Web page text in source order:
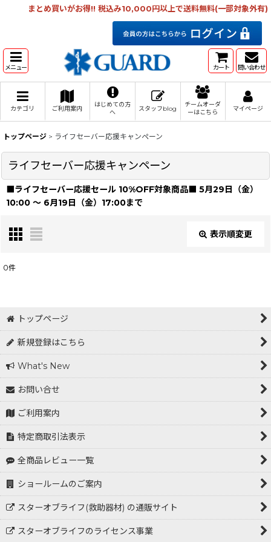
まとめ買いがお得!! 税込み10,000円以上で送料無料(一部対象外有)
メニュー カート 問い合わせ
カテゴリ ご利用案内
はじめての方
へ
スタッフblog
チームオーダ
ーはこちら
マイページ
トップページ > ライフセーバー応援キャンペーン
ライフセーバー応援キャンペーン
■ライフセーバー応援セール 10%OFF対象商品■ 5月29日（金）
10:00 〜 6月19日（金）17:00まで
表示順変更
並び順:
0件
トップページ
新規登録はこちら
What's New
お問い合せ
ご利用案内
特定商取引法表示
全商品レビュー一覧
ショールームのご案内
スターオブライフ(救助器材) の通販サイト
スターオブライフのライセンス事業